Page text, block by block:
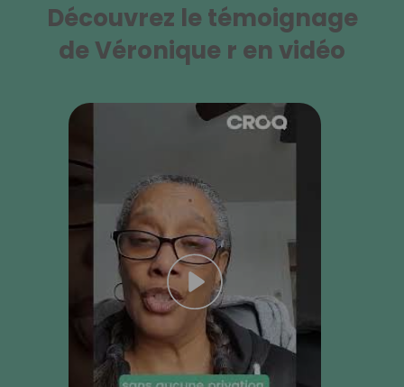
Découvrez le témoignage
de Véronique r en vidéo